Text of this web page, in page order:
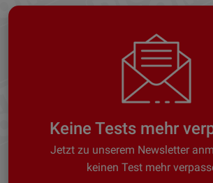
Keine Tests mehr
Jetzt zu unserem Newsletter
keinen Test mehr